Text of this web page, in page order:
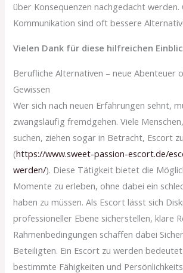
über Konsequenzen nachgedacht werden.
Kommunikation sind oft bessere
Vielen Dank für diese hilfreichen
Berufliche Alternativen – neue Abenteuer
Gewissen
Wer sich nach neuen Erfahrungen sehnt,
zwangsläufig fremdgehen. Viele
suchen, ziehen sogar in Betracht, Escort
(https://www.sweet-passion-escort.de/
werden/). Diese Tätigkeit bietet die
Momente zu erleben, ohne dabei ein
haben zu müssen. Als Escort lässt sich
professioneller Ebene sicherstellen, klare
Rahmenbedingungen schaffen dabei
Beteiligten. Ein Escort zu werden
bestimmte Fähigkeiten und